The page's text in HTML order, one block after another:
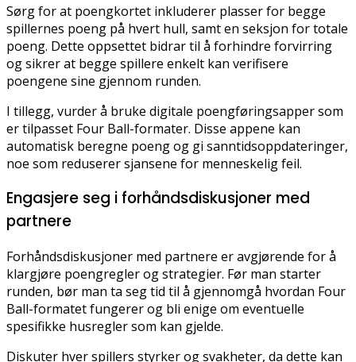
Sørg for at poengkortet inkluderer plasser for begge
spillernes poeng på hvert hull, samt en seksjon for totale
poeng. Dette oppsettet bidrar til å forhindre forvirring
og sikrer at begge spillere enkelt kan verifisere
poengene sine gjennom runden.
I tillegg, vurder å bruke digitale poengføringsapper som
er tilpasset Four Ball-formater. Disse appene kan
automatisk beregne poeng og gi sanntidsoppdateringer,
noe som reduserer sjansene for menneskelig feil.
Engasjere seg i forhåndsdiskusjoner med
partnere
Forhåndsdiskusjoner med partnere er avgjørende for å
klargjøre poengregler og strategier. Før man starter
runden, bør man ta seg tid til å gjennomgå hvordan Four
Ball-formatet fungerer og bli enige om eventuelle
spesifikke husregler som kan gjelde.
Diskuter hver spillers styrker og svakheter, da dette kan